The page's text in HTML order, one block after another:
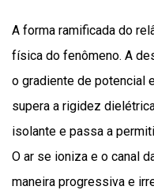
A forma ramificada do
física do fenômeno. A
o gradiente de potencial
supera a rigidez
isolante e passa a
O ar se ioniza e o canal
maneira progressiva e